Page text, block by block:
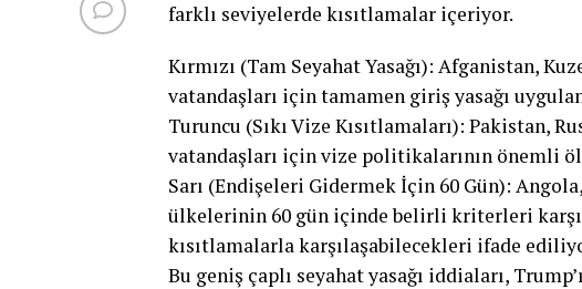
farklı seviyelerde kısıtlamalar içeriyor.
Kırmızı (Tam Seyahat Yasağı): Afganistan,
vatandaşları için tamamen giriş yasağı
Turuncu (Sıkı Vize Kısıtlamaları): Pakistan,
vatandaşları için vize politikalarının önemli
Sarı (Endişeleri Gidermek İçin 60 Gün):
ülkelerinin 60 gün içinde belirli kriterleri
kısıtlamalarla karşılaşabilecekleri ifade
Bu geniş çaplı seyahat yasağı iddiaları,